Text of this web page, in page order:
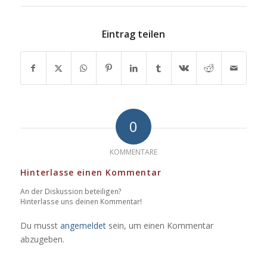
Eintrag teilen
0
KOMMENTARE
Hinterlasse einen Kommentar
An der Diskussion beteiligen?
Hinterlasse uns deinen Kommentar!
Du musst angemeldetsein, um einen Kommentar
abzugeben.